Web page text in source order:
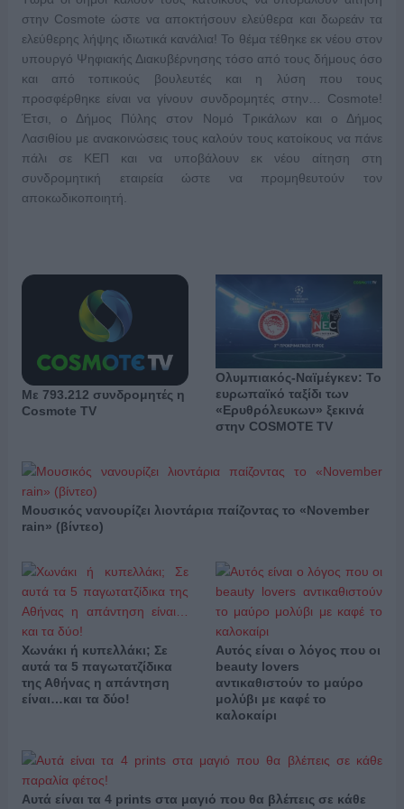
στην Cosmote ώστε να αποκτήσουν ελεύθερα και δωρεάν τα
ελεύθερης λήψης ιδιωτικά κανάλια! Το θέμα τέθηκε εκ νέου στον
υπουργό Ψηφιακής Διακυβέρνησης τόσο από τους δήμους όσο
και από τοπικούς βουλευτές και η λύση που τους
προσφέρθηκε είναι να γίνουν συνδρομητές στην… Cosmote!
Έτσι, ο Δήμος Πύλης στον Νομό Τρικάλων και ο Δήμος
Λασιθίου με ανακοινώσεις τους καλούν τους κατοίκους να πάνε
πάλι σε ΚΕΠ και να υποβάλουν εκ νέου αίτηση στη
συνδρομητική εταιρεία ώστε να προμηθευτούν τον
αποκωδικοποιητή.
Με 793.212 συνδρομητές η
Cosmote TV
Ολυμπιακός-Ναϊμέγκεν: Το
ευρωπαϊκό ταξίδι των
«Ερυθρόλευκων» ξεκινά
στην COSMOTE TV
Μουσικός νανουρίζει λιοντάρια παίζοντας το «November
rain» (βίντεο)
Χωνάκι ή κυπελλάκι; Σε
αυτά τα 5 παγωτατζίδικα
της Αθήνας η απάντηση
είναι…και τα δύο!
Αυτός είναι ο λόγος που οι
beauty lovers
αντικαθιστούν το μαύρο
μολύβι με καφέ το
καλοκαίρι
Αυτά είναι τα 4 prints στα μαγιό που θα βλέπεις σε κάθε